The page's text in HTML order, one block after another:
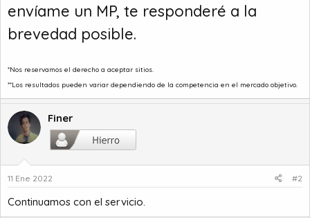
envíame un MP, te responderé a la
brevedad posible.
*Nos reservamos el derecho a aceptar sitios.
**Los resultados pueden variar dependiendo de la competencia en el mercado objetivo.
Finer
11 Ene 2022 #2
Continuamos con el servicio.